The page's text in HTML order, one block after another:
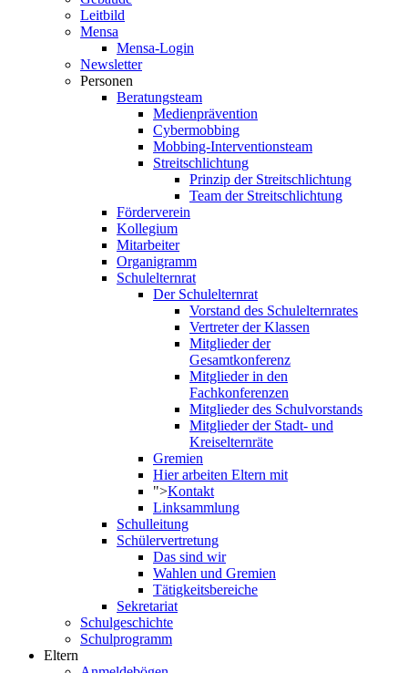
Leitbild
Mensa
Mensa-Login
Newsletter
Personen
Beratungsteam
Medienprävention
Cybermobbing
Mobbing-Interventionsteam
Streitschlichtung
Prinzip der Streitschlichtung
Team der Streitschlichtung
Förderverein
Kollegium
Mitarbeiter
Organigramm
Schulelternrat
Der Schulelternrat
Vorstand des Schulelternrates
Vertreter der Klassen
Mitglieder der
Gesamtkonferenz
Mitglieder in den
Fachkonferenzen
Mitglieder des Schulvorstands
Mitglieder der Stadt- und
Kreiselternräte
Gremien
Hier arbeiten Eltern mit
">Kontakt
Linksammlung
Schulleitung
Schülervertretung
Das sind wir
Wahlen und Gremien
Tätigkeitsbereiche
Sekretariat
Schulgeschichte
Schulprogramm
Eltern